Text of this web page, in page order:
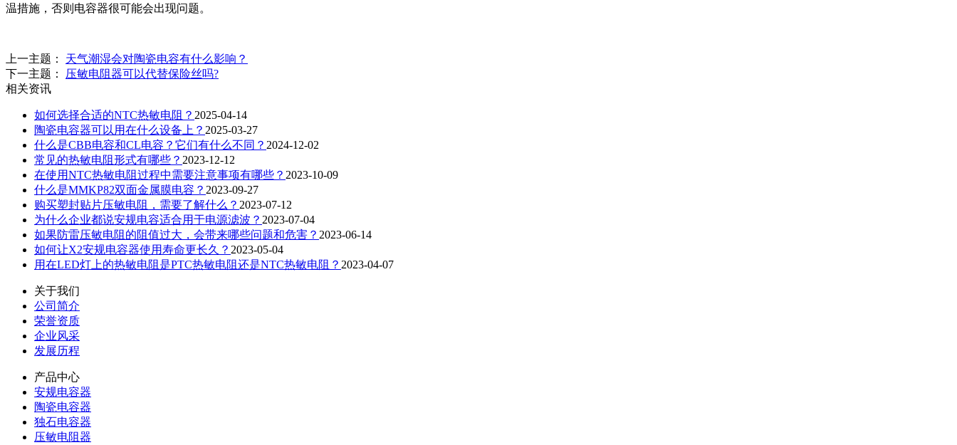
温措施，否则电容器很可能会出现问题。
上一主题： 天气潮湿会对陶瓷电容有什么影响？
下一主题： 压敏电阻器可以代替保险丝吗?
相关资讯
如何选择合适的NTC热敏电阻？ 2025-04-14
陶瓷电容器可以用在什么设备上？ 2025-03-27
什么是CBB电容和CL电容？它们有什么不同？ 2024-12-02
常见的热敏电阻形式有哪些？ 2023-12-12
在使用NTC热敏电阻过程中需要注意事项有哪些？ 2023-10-09
什么是MMKP82双面金属膜电容？ 2023-09-27
购买塑封贴片压敏电阻，需要了解什么？ 2023-07-12
为什么企业都说安规电容适合用于电源滤波？ 2023-07-04
如果防雷压敏电阻的阻值过大，会带来哪些问题和危害？ 2023-06-14
如何让X2安规电容器使用寿命更长久？ 2023-05-04
用在LED灯上的热敏电阻是PTC热敏电阻还是NTC热敏电阻？ 2023-04-07
关于我们
公司简介
荣誉资质
企业风采
发展历程
产品中心
安规电容器
陶瓷电容器
独石电容器
压敏电阻器